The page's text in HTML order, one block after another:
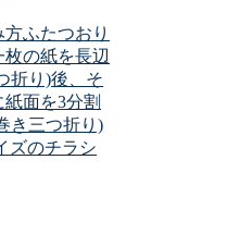
ふたつおり
の紙を長辺
折り)後、そ
面を3分割
き三つ折り)
ズのチラシ